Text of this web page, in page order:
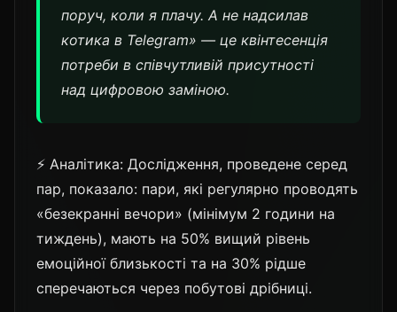
поруч, коли я плачу. А не надсилав
котика в Telegram» — це квінтесенція
потреби в співчутливій присутності
над цифровою заміною.
⚡ Аналітика: Дослідження, проведене серед
пар, показало: пари, які регулярно проводять
«безекранні вечори» (мінімум 2 години на
тиждень), мають на 50% вищий рівень
емоційної близькості та на 30% рідше
сперечаються через побутові дрібниці.